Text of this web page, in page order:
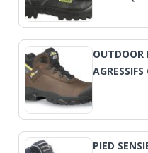
OUTDOOR
PIED